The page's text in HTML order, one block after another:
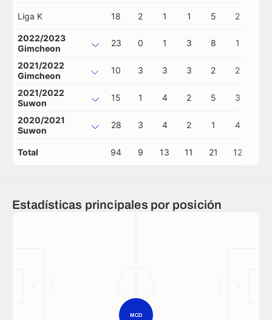
Liga K 18 2 1 1 5 2
2022/2023
Gimcheon
23 0 1 3 8 1
2021/2022
Gimcheon
10 3 3 3 2 2
2021/2022
Suwon
15 1 4 2 5 3
2020/2021
Suwon
28 3 4 2 1 4
Total 94 9 13 11 21 12
Estadísticas principales por posición
MCD